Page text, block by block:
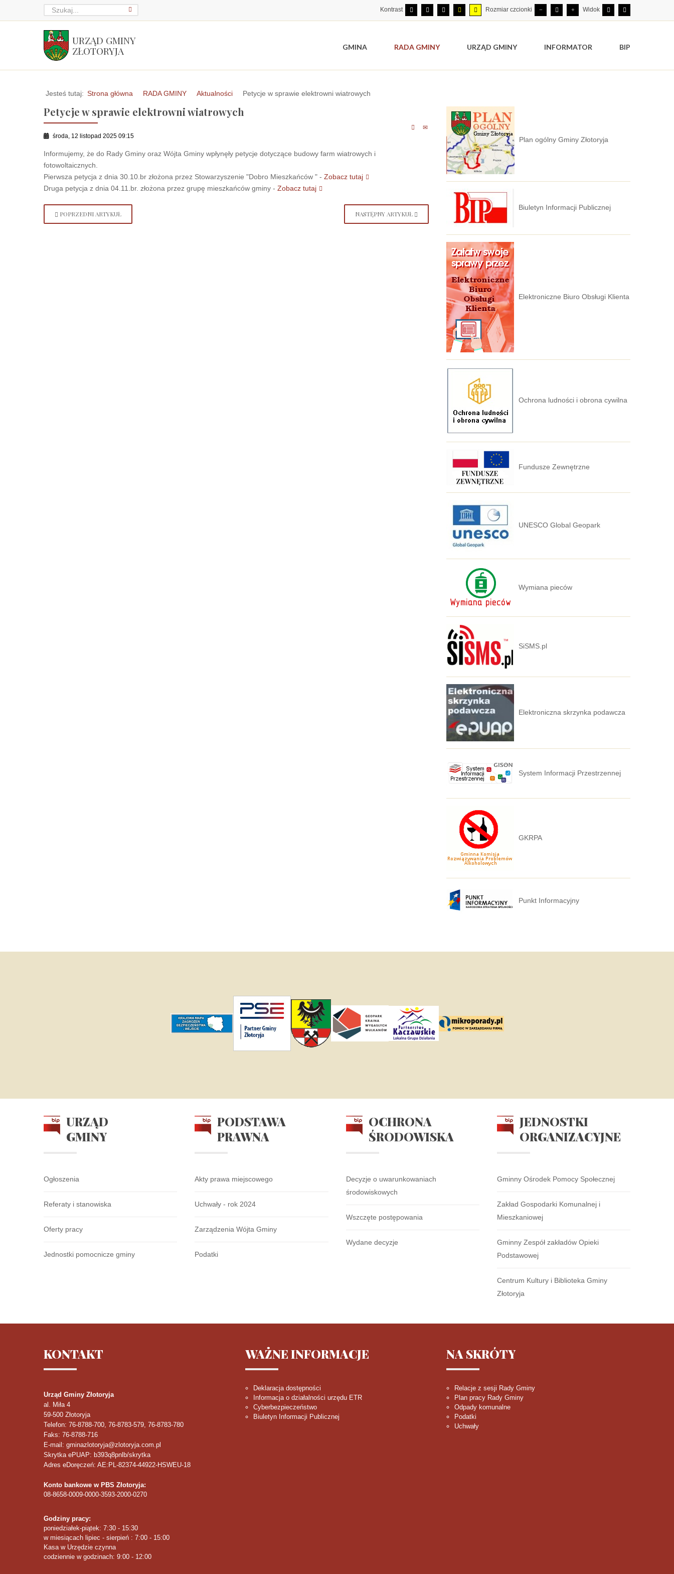
Kontrast Rozmiar czcionki Widok
URZĄD GMINY
ZŁOTORYJA
GMINA RADA GMINY URZĄD GMINY INFORMATOR BIP
Jesteś tutaj: Strona główna RADA GMINY Aktualności Petycje w sprawie elektrowni wiatrowych
Petycje w sprawie elektrowni wiatrowych
środa, 12 listopad 2025 09:15
Informujemy, że do Rady Gminy oraz Wójta Gminy wpłynęły petycje dotyczące budowy farm wiatrowych i
fotowoltaicznych.
Pierwsza petycja z dnia 30.10.br złożona przez Stowarzyszenie "Dobro Mieszkańców " - Zobacz tutaj
Druga petycja z dnia 04.11.br. złożona przez grupę mieszkańców gminy - Zobacz tutaj
POPRZEDNI ARTYKUŁ NASTĘPNY ARTYKUŁ
Plan ogólny Gminy Złotoryja
Biuletyn Informacji Publicznej
Elektroniczne Biuro Obsługi Klienta
Ochrona ludności i obrona cywilna
Fundusze Zewnętrzne
UNESCO Global Geopark
Wymiana pieców
SiSMS.pl
Elektroniczna skrzynka podawcza
System Informacji Przestrzennej
GKRPA
Punkt Informacyjny
URZĄD
GMINY
Ogłoszenia
Referaty i stanowiska
Oferty pracy
Jednostki pomocnicze gminy
PODSTAWA
PRAWNA
Akty prawa miejscowego
Uchwały - rok 2024
Zarządzenia Wójta Gminy
Podatki
OCHRONA
ŚRODOWISKA
Decyzje o uwarunkowaniach
środowiskowych
Wszczęte postępowania
Wydane decyzje
JEDNOSTKI
ORGANIZACYJNE
Gminny Ośrodek Pomocy Społecznej
Zakład Gospodarki Komunalnej i
Mieszkaniowej
Gminny Zespół zakładów Opieki
Podstawowej
Centrum Kultury i Biblioteka Gminy
Złotoryja
KONTAKT
Urząd Gminy Złotoryja
al. Miła 4
59-500 Złotoryja
Telefon: 76-8788-700, 76-8783-579, 76-8783-780
Faks: 76-8788-716
E-mail: gminazlotoryja@zlotoryja.com.pl
Skrytka ePUAP: b393q8pnlb/skrytka
Adres eDoręczeń: AE:PL-82374-44922-HSWEU-18
Konto bankowe w PBS Złotoryja:
08-8658-0009-0000-3593-2000-0270
Godziny pracy:
poniedziałek-piątek: 7:30 - 15:30
w miesiącach lipiec - sierpień : 7:00 - 15:00
Kasa w Urzędzie czynna
codziennie w godzinach: 9:00 - 12:00
WAŻNEINFORMACJE
Deklaracja dostępności
Informacja o działalności urzędu ETR
Cyberbezpieczeństwo
Biuletyn Informacji Publicznej
NA SKRÓTY
Relacje z sesji Rady Gminy
Plan pracy Rady Gminy
Odpady komunalne
Podatki
Uchwały